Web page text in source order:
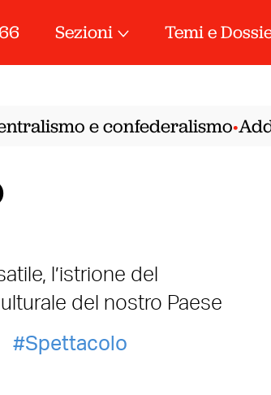
Sezioni Temi e
e confederalismo•
l’istrione del
del nostro Paese
Spettacolo